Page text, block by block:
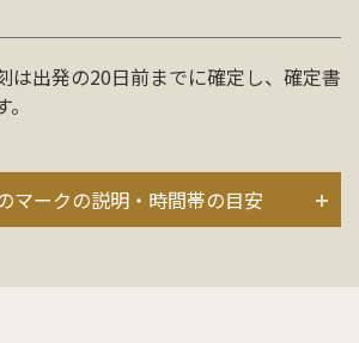
は出発の20日前までに確定し、確定書
マークの説明・時間帯の目安